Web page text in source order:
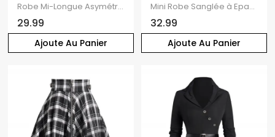
Ajoute Au Panier
Robe Mi-Longue Asymétrique Panneau à Carreaux à Manches Longues à Col Bénitier
29.99
Ajoute Au Panier
Mini Robe Sanglée à Epaule Dénudée Flocon de Neige à Carreaux à Manches Longues
32.99